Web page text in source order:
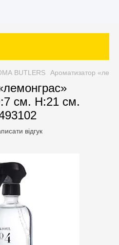
BUTLERS Ароматизатор
см. H:21 см.
відгук